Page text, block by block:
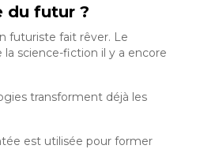
du futur ?
futuriste fait rêver. Le
science-fiction il y a encore
transforment déjà les
est utilisée pour former